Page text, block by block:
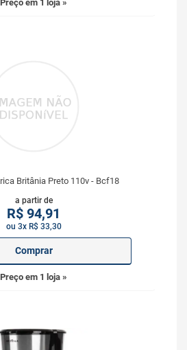
Preço em 1 loja »
Britânia Preto 110v - Bcf18
a partir de
R$ 94,91
ou 3x R$ 33,30
Comprar
Preço em 1 loja »